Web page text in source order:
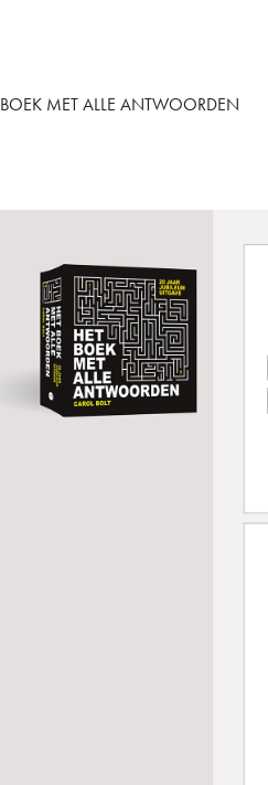
BOEK MET ALLE ANTWOORDEN